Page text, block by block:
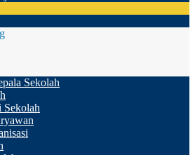
Sekolah